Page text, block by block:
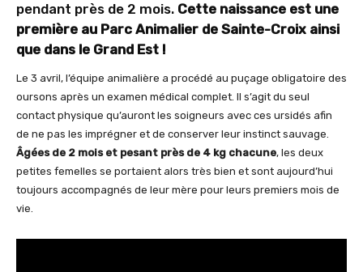
pendant près de 2 mois. Cette naissance est une
première au Parc Animalier de Sainte-Croix ainsi
que dans le Grand Est !
Le 3 avril, l’équipe animalière a procédé au puçage obligatoire des
oursons après un examen médical complet. Il s’agit du seul
contact physique qu’auront les soigneurs avec ces ursidés afin
de ne pas les imprégner et de conserver leur instinct sauvage.
Âgées de 2 mois et pesant près de 4 kg chacune, les deux
petites femelles se portaient alors très bien et sont aujourd’hui
toujours accompagnés de leur mère pour leurs premiers mois de
vie.